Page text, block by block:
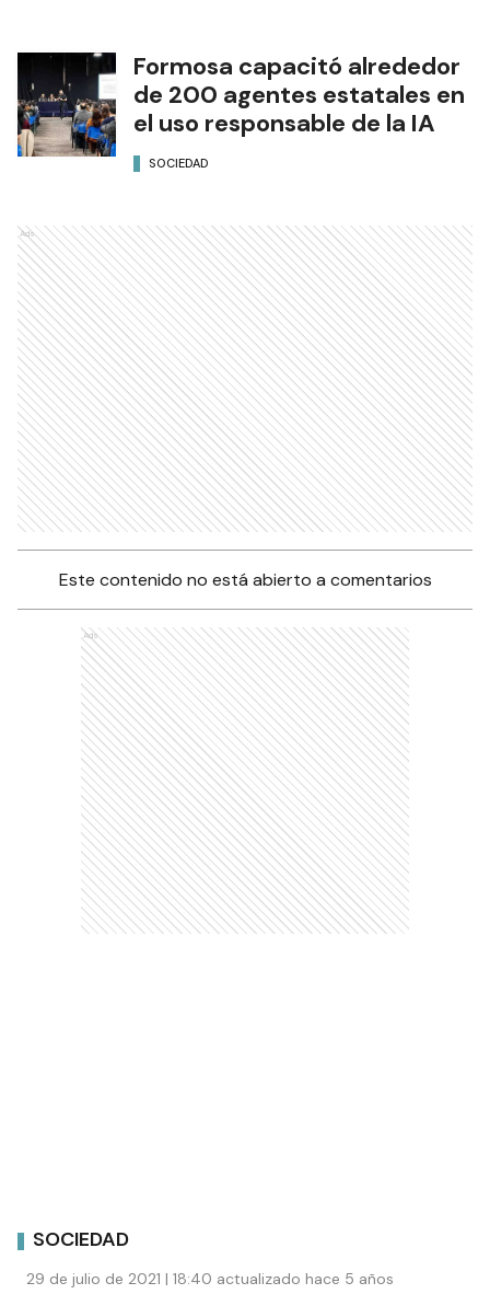
Formosa capacitó alrededor
de 200 agentes estatales en
el uso responsable de la IA
SOCIEDAD
Ads
Este contenido no está abierto a comentarios
Ads
SOCIEDAD
29 de julio de 2021 | 18:40 actualizado hace 5 años